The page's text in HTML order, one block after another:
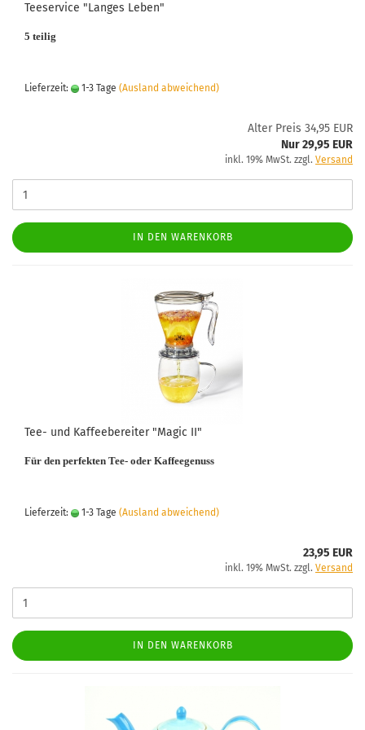
Teeservice "Langes Leben"
5 teilig
Lieferzeit: 1-3 Tage (Ausland abweichend)
Alter Preis 34,95 EUR
Nur 29,95 EUR
inkl. 19% MwSt. zzgl. Versand
IN DEN WARENKORB
Tee- und Kaffeebereiter "Magic II"
Für den perfekten Tee- oder Kaffeegenuss
Lieferzeit: 1-3 Tage (Ausland abweichend)
23,95 EUR
inkl. 19% MwSt. zzgl. Versand
IN DEN WARENKORB